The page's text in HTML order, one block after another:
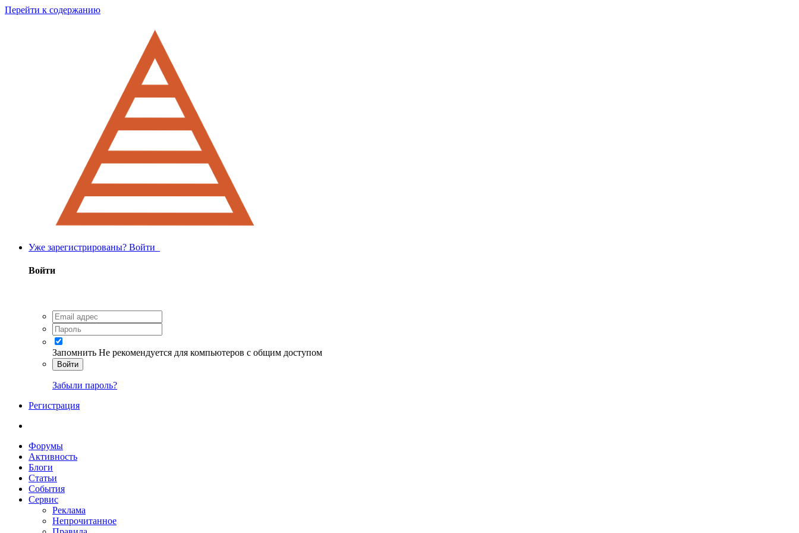
Перейти к содержанию
Уже зарегистрированы? Войти
Войти
Запомнить Не рекомендуется для компьютеров с общим доступом
Войти
Забыли пароль?
Регистрация
Форумы
Активность
Блоги
Статьи
События
Сервис
Реклама
Непрочитанное